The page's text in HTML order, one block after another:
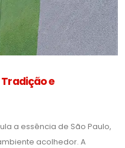
e
a essência de São Paulo,
acolhedor. A